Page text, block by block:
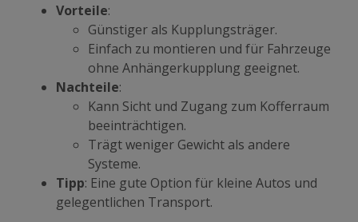
Vorteile:
Günstiger als Kupplungsträger.
Einfach zu montieren und für Fahrzeuge
ohne Anhängerkupplung geeignet.
Nachteile:
Kann Sicht und Zugang zum Kofferraum
beeinträchtigen.
Trägt weniger Gewicht als andere
Systeme.
Tipp: Eine gute Option für kleine Autos und
gelegentlichen Transport.